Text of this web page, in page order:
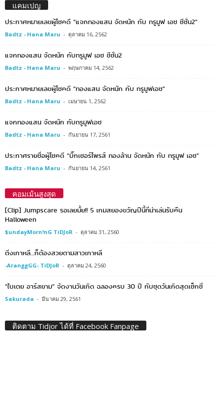
แคมเปญ
ประกาศหมายเลขผู้โชคดี “แจกทองแสน จัดหนัก กับ ทรูมูฟ เอช ซีซั่น2”
Badtz - Hana Maru - ตุลาคม 16, 2562
แจกทองแสน จัดหนัก กับทรูมูฟ เอช ซีซั่น2
Badtz - Hana Maru - พฤษภาคม 14, 2562
ประกาศหมายเลขผู้โชคดี “ทองแสน จัดหนัก กับ ทรูมูฟเอช”
Badtz - Hana Maru - เมษายน 1, 2562
แจกทองแสน จัดหนัก กับทรูมูฟเอช
Badtz - Hana Maru - กันยายน 17, 2561
ประกาศรายชื่อผู้โชคดี “บิ๊กเซอร์ไพรส์ ทองล้าน จัดหนัก กับ ทรูมูฟ เอช”
Badtz - Hana Maru - กันยายน 14, 2561
คอมเม้นสูงสุด
[Clip] Jumpscare รอเลยมั้ย!! 5 เกมสยองขวัญปีนี้ที่น่าเล่นรับคืน
Halloween
$undayMorn!nG TiDJoR - ตุลาคม 31, 2560
ติ่งเกาหลี…ก็ต้องสวยตามสาวเกาหลี
-AranggGG- TiDJoR - ตุลาคม 24, 2560
“ใบเตย อาร์สยาม” จัดงานวันเกิด ฉลองครบ 30 ปี กับชุดวันเกิดสุดเซ็กซี่
Sakurada - มีนาคม 29, 2561
ติดตาม Tidjor ได้ที่ Facebook Fanpage